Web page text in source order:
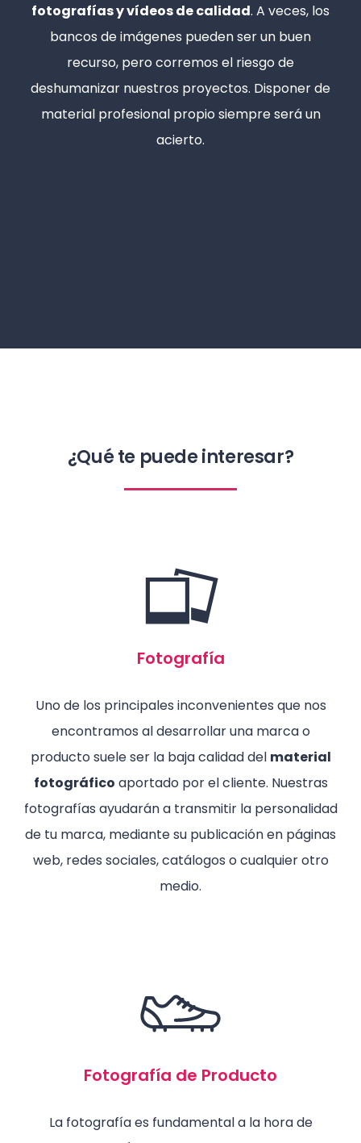
fotografías y vídeos de calidad. A veces, los
bancos de imágenes pueden ser un buen
recurso, pero corremos el riesgo de
deshumanizar nuestros proyectos. Disponer de
material profesional propio siempre será un
acierto.
¿Qué te puede interesar?
Fotografía
Uno de los principales inconvenientes que nos
encontramos al desarrollar una marca o
producto suele ser la baja calidad del material
fotográfico aportado por el cliente. Nuestras
fotografías ayudarán a transmitir la personalidad
de tu marca, mediante su publicación en páginas
web, redes sociales, catálogos o cualquier otro
medio.
Fotografía de Producto
La fotografía es fundamental a la hora de